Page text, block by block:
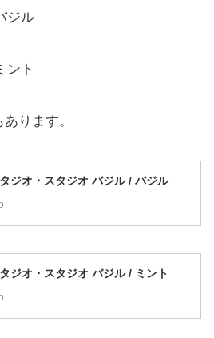
ジル
ント
ります。
ジオ・スタジオ バジル / バジル
ジオ・スタジオ バジル / ミント